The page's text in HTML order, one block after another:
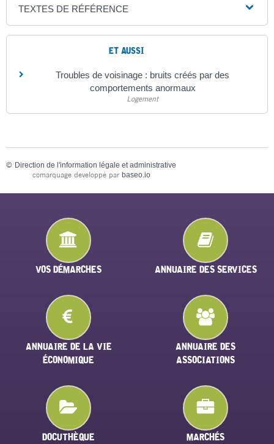
TEXTES DE RÉFÉRENCE
ET AUSSI
Troubles de voisinage : bruits créés par des
comportements anormaux
Logement
© Direction de l'information légale et administrative
comarquage developpé par baseo.io
VOS DÉMARCHES ANNUAIRE DES SERVICES
ANNUAIRE DE LA VIE
ÉCONOMIQUE
ANNUAIRE DES
ASSOCIATIONS
DOCUTHÈQUE
MARCHÉS